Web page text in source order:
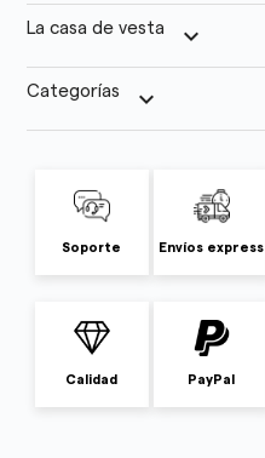
La casa de vesta keyboard_arrow_down
Categorías keyboard_arrow_down
Soporte Envíos express
Calidad PayPal